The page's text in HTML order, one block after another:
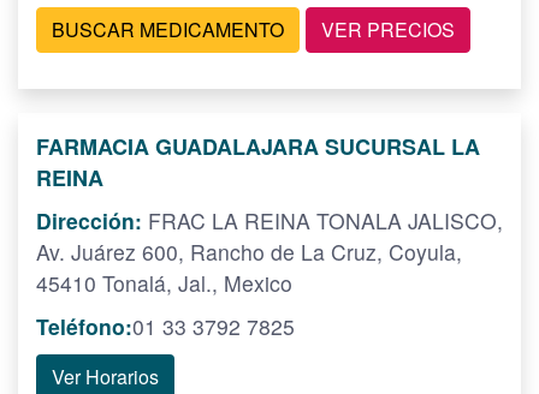
BUSCAR MEDICAMENTO VER PRECIOS
FARMACIA GUADALAJARA SUCURSAL LA
REINA
Dirección: FRAC LA REINA TONALA JALISCO,
Av. Juárez 600, Rancho de La Cruz, Coyula,
45410 Tonalá, Jal., Mexico
Teléfono:01 33 3792 7825
Ver Horarios